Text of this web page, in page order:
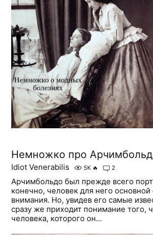
Немножко про
Idiot Venerabilis 5K 🔥 2
Арчимбольдо был прежде всего
конечно, человек для него основной
внимания. Но, увидев его самые
сразу же приходит понимание того,
человека, которого он...